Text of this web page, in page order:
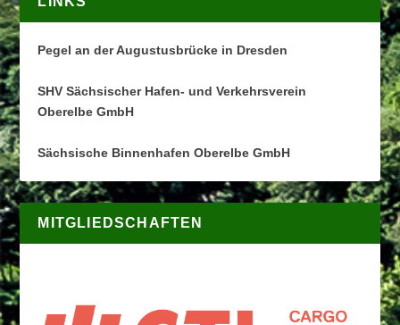
Pegel an der Augustusbrücke in Dresden
SHV Sächsischer Hafen- und Verkehrsverein
Oberelbe GmbH
Sächsische Binnenhafen Oberelbe GmbH
MITGLIEDSCHAFTEN